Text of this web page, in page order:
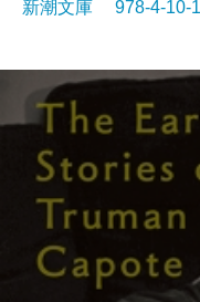
新潮文庫 978-4-